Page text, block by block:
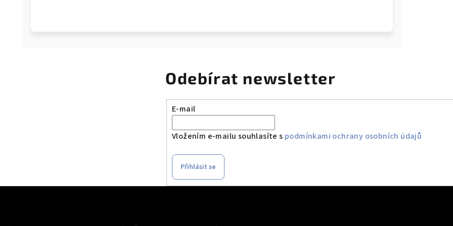
Odebírat newsletter
E-mail
Vložením e-mailu souhlasíte s podmínkami ochrany osobních údajů
Přihlásit se